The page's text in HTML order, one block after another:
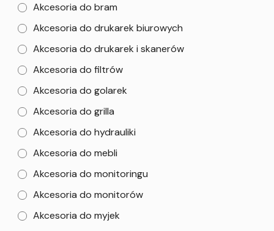
Akcesoria do bram
Akcesoria do drukarek biurowych
Akcesoria do drukarek i skanerów
Akcesoria do filtrów
Akcesoria do golarek
Akcesoria do grilla
Akcesoria do hydrauliki
Akcesoria do mebli
Akcesoria do monitoringu
Akcesoria do monitorów
Akcesoria do myjek